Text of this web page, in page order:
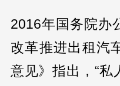
2016年国务院办
改革推进出租汽
意见》指出，“私